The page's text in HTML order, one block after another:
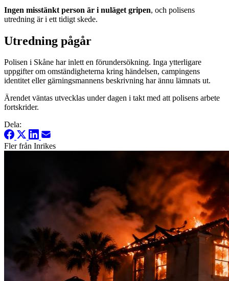
Ingen misstänkt person är i nuläget gripen, och polisens
utredning är i ett tidigt skede.
Utredning pågår
Polisen i Skåne har inlett en förundersökning. Inga ytterligare
uppgifter om omständigheterna kring händelsen, campingens
identitet eller gärningsmannens beskrivning har ännu lämnats ut.
Ärendet väntas utvecklas under dagen i takt med att polisens arbete
fortskrider.
Dela:
Fler från Inrikes